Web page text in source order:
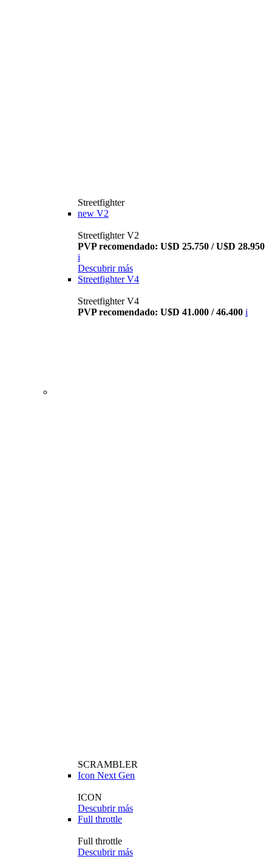
Streetfighter
new V2
Streetfighter V2
PVP recomendado: U$D 25.750 / U$D 28.950
i
Descubrir más
Streetfighter V4
Streetfighter V4
PVP recomendado: U$D 41.000 / 46.400 i
SCRAMBLER
Icon Next Gen
ICON
Descubrir más
Full throttle
Full throttle
Descubrir más